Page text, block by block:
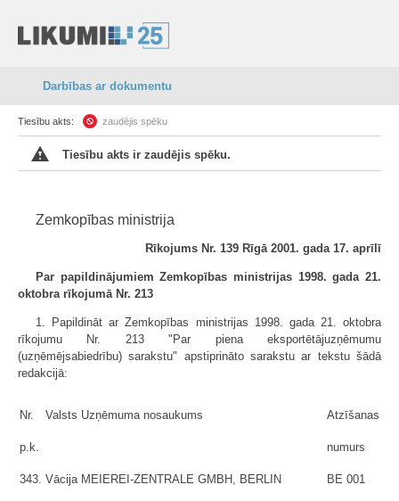
Darbības ar dokumentu
Tiesību akts: zaudējis spēku
Tiesību akts ir zaudējis spēku.
Zemkopības ministrija
Rīkojums Nr. 139 Rīgā 2001. gada 17. aprīlī
Par papildinājumiem Zemkopības ministrijas 1998. gada 21.
oktobra rīkojumā Nr. 213
1. Papildināt ar Zemkopības ministrijas 1998. gada 21. oktobra
rīkojumu Nr. 213 "Par piena eksportētājuzņēmumu
(uzņēmējsabiedrību) sarakstu" apstiprināto sarakstu ar tekstu šādā
redakcijā:
Nr. Valsts Uzņēmuma nosaukums Atzīšanas
p.k. numurs
343. Vācija MEIEREI-ZENTRALE GMBH, BERLIN BE 001